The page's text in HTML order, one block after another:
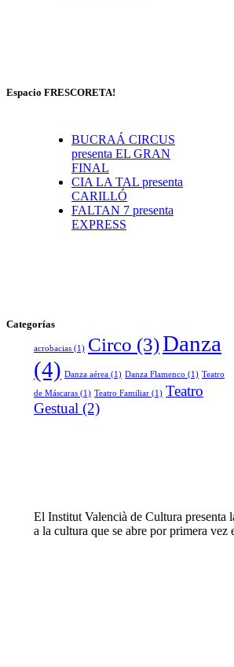
Espacio FRESCORETA!
BUCRAÁ CIRCUS
presenta EL GRAN
FINAL
CIA LA TAL presenta
CARILLÓ
FALTAN 7 presenta
EXPRESS
Categorías
acrobacias (1) Circo (3)Danza
(4) Danza aérea (1) Danza Flamenco (1) Teatro
de Máscaras (1) Teatro Familiar (1) Teatro
Gestual (2)
El Institut Valencià de Cultura presenta
a la cultura que se abre por primera